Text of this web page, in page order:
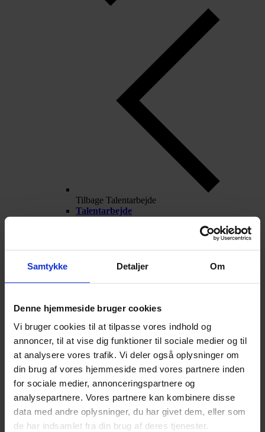
Samtykke Detaljer Om
Denne hjemmeside bruger cookies
Vi bruger cookies til at tilpasse vores indhold og
annoncer, til at vise dig funktioner til sociale medier og til
at analysere vores trafik. Vi deler også oplysninger om
din brug af vores hjemmeside med vores partnere inden
for sociale medier, annonceringspartnere og
analysepartnere. Vores partnere kan kombinere disse
data med andre oplysninger, du har givet dem, eller som
de har indsamlet fra din brug af deres tjenester.
Tilbage Talentarbejde
Talentarbejde
Science Talenter
Udvalgt til professionshøjskolen
Sprogdiplomer i fremmedsprogene
SamfundsCup
Kontakt